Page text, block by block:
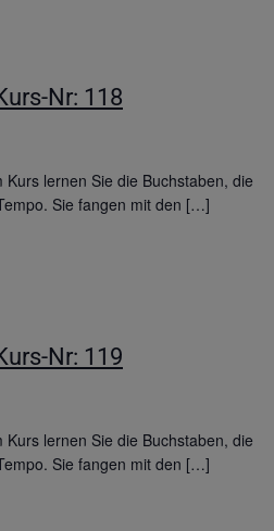
Nr: 118
lernen Sie die Buchstaben, die
Sie fangen mit den […]
Nr: 119
lernen Sie die Buchstaben, die
Sie fangen mit den […]